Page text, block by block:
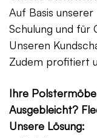
Auf Basis
Schulung und für
Unseren
Zudem profitiert
Ihre
Ausgebleicht?
Unsere Lösung: